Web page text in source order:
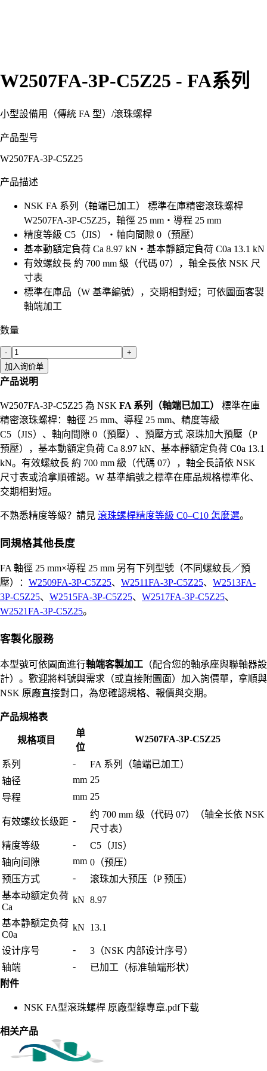
W2507FA-3P-C5Z25 - FA系列
小型設備用（傳統 FA 型） /滾珠螺桿
产品型号
W2507FA-3P-C5Z25
产品描述
NSK FA 系列（軸端已加工） 標準在庫精密滾珠螺桿
W2507FA-3P-C5Z25，軸徑 25 mm・導程 25 mm
精度等級 C5（JIS）・軸向間隙 0（預壓）
基本動額定負荷 Ca 8.97 kN・基本靜額定負荷 C0a 13.1 kN
有效螺紋長 約 700 mm 級（代碼 07），軸全長依 NSK 尺
寸表
標準在庫品（W 基準編號），交期相對短；可依圖面客製
軸端加工
数量
-
+
加入询价单
产品说明
W2507FA-3P-C5Z25 為 NSK FA 系列（軸端已加工）
標準在庫
精密滾珠螺桿：軸徑 25 mm、導程 25 mm、精度等級
C5（JIS）、軸向間隙 0（預壓）、預壓方式 滾珠加大預壓（P
預壓），基本動額定負荷 Ca 8.97 kN、基本靜額定負荷 C0a 13.1
kN。有效螺紋長 約 700 mm 級（代碼 07），軸全長請依 NSK
尺寸表或洽拿順確認。W 基準編號之標準在庫品規格標準化、
交期相對短。
不熟悉精度等級？請見 滾珠螺桿精度等級 C0–C10 怎麼選。
同規格其他長度
FA 軸徑 25 mm×導程 25 mm 另有下列型號（不同螺紋長／預
壓）： W2509FA-3P-C5Z25、 W2511FA-3P-C5Z25、 W2513FA-
3P-C5Z25、 W2515FA-3P-C5Z25、 W2517FA-3P-C5Z25、
W2521FA-3P-C5Z25。
客製化服務
本型號可依圖面進行軸端客製加工 （配合您的軸承座與聯軸器設
計）。歡迎將料號與需求（或直接附圖面）加入詢價單，拿順與
NSK 原廠直接對口，為您確認規格、報價與交期。
产品规格表
规格项目
单
位
W2507FA-3P-C5Z25
系列 -
FA 系列（轴端已加工）
轴径
mm 25
导程
mm 25
有效螺纹长级距 -
约 700 mm 级（代码 07）（轴全长依 NSK
尺寸表）
精度等级
-
C5（JIS）
轴向间隙
mm 0（预压）
预压方式
-
滚珠加大预压（P 预压）
基本动额定负荷
Ca
kN 8.97
基本静额定负荷
C0a
kN 13.1
设计序号 -
3（NSK 内部设计序号）
轴端
-
已加工（标准轴端形状）
附件
NSK FA型滾珠螺桿 原廠型錄專章.pdf下载
相关产品